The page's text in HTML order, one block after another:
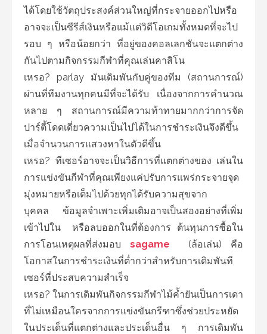
ได้โดยใช้วัตถุประสงค์ส่วนใหญ่ที่กระจายออกไปหรือ
อาจจะเป็นซีรีส์เงินหรือแม้แต่วิดีโอเกมทั้งหมดที่จะไป
รอบ ๆ หรือน้อยกว่า ที่อยู่ของคอลเลกชันจะแตกต่าง
กันไปตามกิจกรรมกีฬาที่คุณเล่นคาสิโน
เหรอ? parlay มันเดิมพันกับคู่ของทีม (สถานการณ์)
ผ่านที่ทีมงานทุกคนมีที่จะได้รับ เนื่องจากการคำนวณ
หลาย ๆ สถานการณ์มีความท้าทายมากกว่าการจัด
ปาร์ตี้โดดเดี่ยวความเป็นไปได้ในการชำระเงินจึงดีขึ้น
เมื่อจำนวนการแสวงหาในตัวดีขึ้น
เหรอ? ทีเซอร์อาจจะเป็นวิธีการที่แตกต่างของ เล่นใน
การแข่งขันกีฬาที่คุณเพียงแค่ปรับการแพร่กระจายจุด
มุ่งหมายหรือเต็มไปด้วยทุกได้รับความสุขจาก
บุคคล ข้อมูลจำเพาะเพิ่มเติมอาจเป็นสองอย่างที่เพิ่ม
เข้าไปใน หรือลบออกในที่ต้องการ ต้นทุนการซื้อใน
การโอนเหตุผลที่ส่งมอบsagame (ล้อเล่น) คือ
โอกาสในการชำระเงินที่ต่ำกว่าสำหรับการเดิมพันที
เซอร์ที่ประสบความสำเร็จ
เหรอ? ในการเดิมพันกิจกรรมกีฬาไม้ค้ำยันเป็นการเดา
ที่ไม่เหมือนใครจากการแข่งขันกรีฑาซึ่งช่วยประหยัด
ในประเด็นที่แตกต่างและประเด็นอื่น ๆ การเดิมพัน